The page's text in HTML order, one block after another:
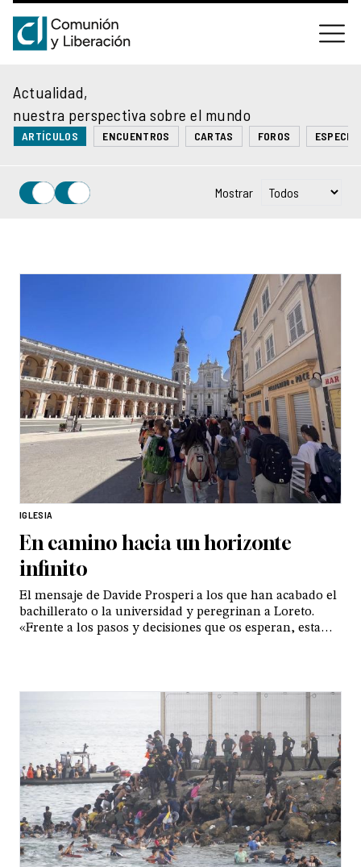
Actualidad,
nuestra perspectiva sobre el mundo
ARTÍCULOS ENCUENTROS CARTAS FOROS
Mostrar
IGLESIA
En camino hacia un horizonte
infinito
El mensaje de Davide Prosperi a los que han acabado el
bachillerato o la universidad y peregrinan a Loreto.
«Frente a los pasos y decisiones que os esperan, esta
nos guía hacia el lugar donde nos espera Aquella que
felicidad»